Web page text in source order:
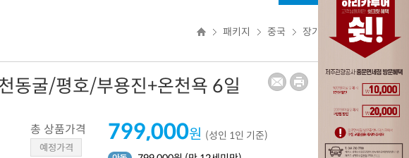
패키지 중국 장가계
굴/평호/부용진+온천욕 6일
총 상품가격 799,000원 (성인 1인 기준)